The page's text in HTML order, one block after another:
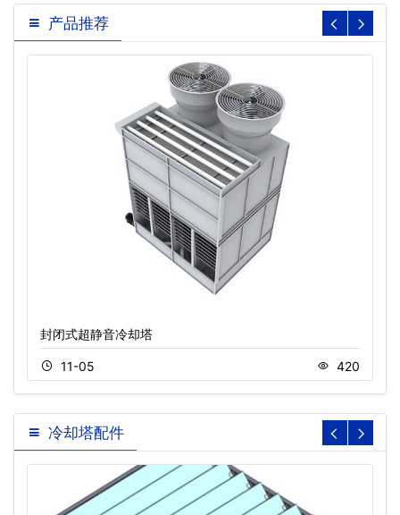
产品推荐
封闭式超静音冷却塔
11-05 420
冷却塔配件